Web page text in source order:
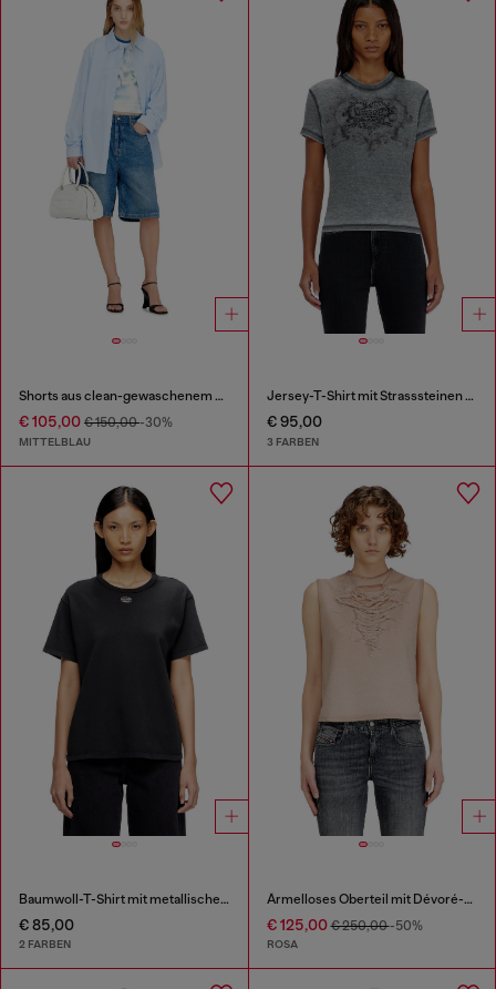
Shorts aus clean-gewaschenem Denim
€ 105,00 € 150,00-30%
MITTELBLAU
Jersey-T-Shirt mit Strasssteinen und burnout effect
€ 95,00
3 FARBEN
Baumwoll-T-Shirt mit metallischem Oval D
€ 85,00
2 FARBEN
Ärmelloses Oberteil mit Dévoré-Fäden
€ 125,00€ 250,00-50%
ROSA